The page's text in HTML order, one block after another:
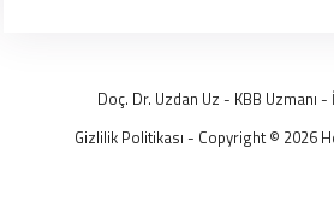
Doç. Dr. Uzdan Uz - KBB Uzmanı -
Gizlilik Politikası - Copyright © 2026